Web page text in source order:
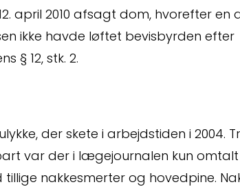
april 2010 afsagt dom, hvorefter en
ikke havde løftet bevisbyrden efter
§ 12, stk. 2.
der skete i arbejdstiden i 2004.
var der i lægejournalen kun omtalt
nakkesmerter og hovedpine.